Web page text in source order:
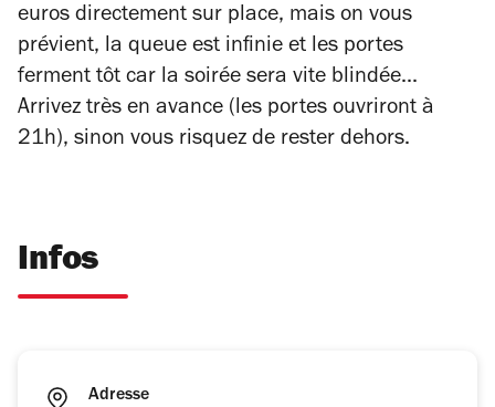
euros directement sur place, mais on vous
prévient, la queue est infinie et les portes
ferment tôt car la soirée sera vite blindée...
Arrivez très en avance (les portes ouvriront à
21h), sinon vous risquez de rester dehors.
Infos
Adresse